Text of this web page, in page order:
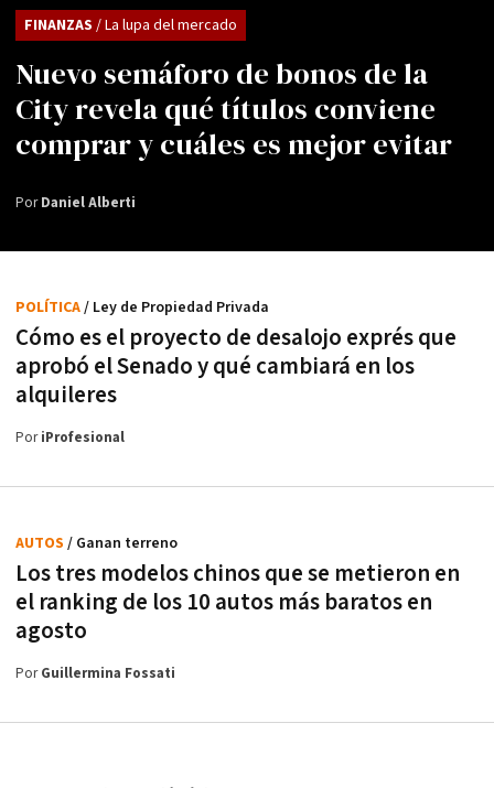
Nuevo semáforo de bonos de la
City revela qué títulos conviene
comprar y cuáles es mejor evitar
FINANZAS / La lupa del mercado
PorDaniel Alberti
Cómo es el proyecto de desalojo exprés que
aprobó el Senado y qué cambiará en los
alquileres
POLÍTICA/ Ley de Propiedad Privada
PoriProfesional
Los tres modelos chinos que se metieron en
el ranking de los 10 autos más baratos en
agosto
AUTOS / Ganan terreno
PorGuillermina Fossati